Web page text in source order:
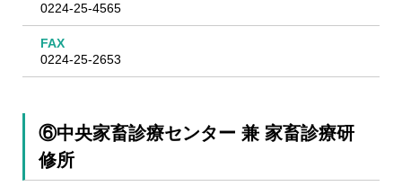
0224-25-4565
FAX
0224-25-2653
⑥中央家畜診療センター 兼 家畜診療研
修所